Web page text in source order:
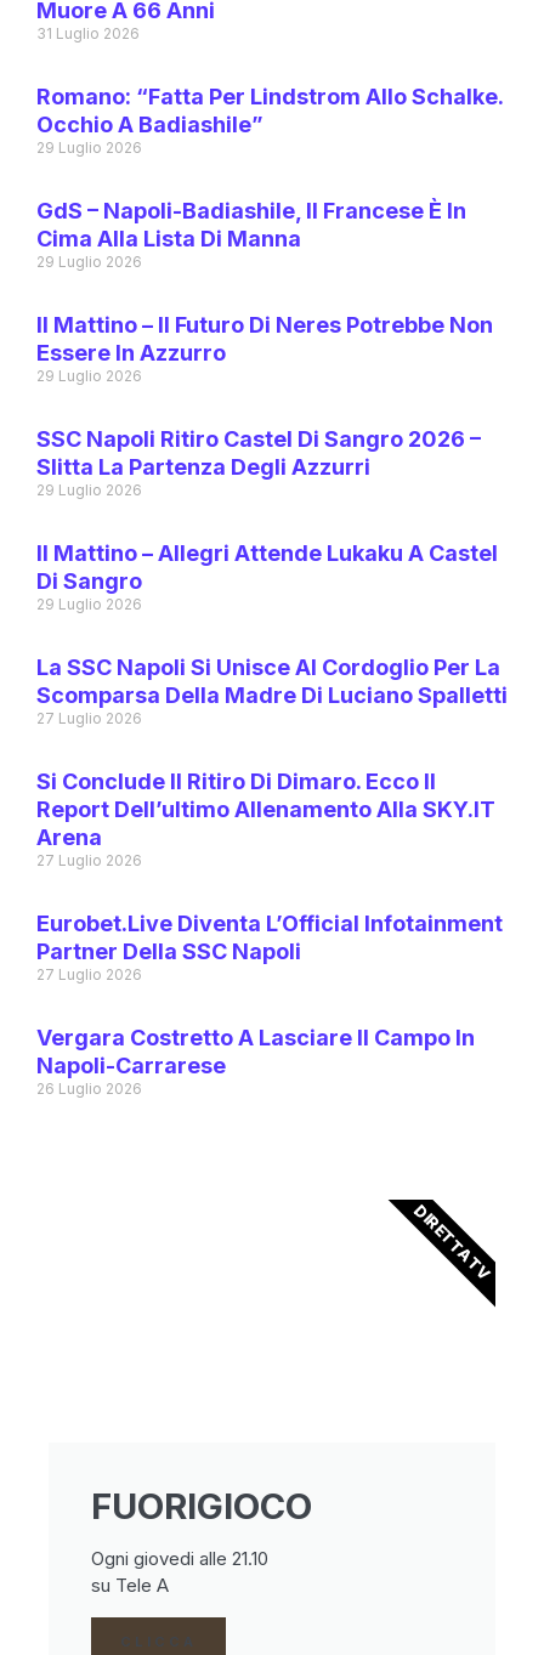
Muore A 66 Anni
31 Luglio 2026
Romano: “Fatta Per Lindstrom Allo Schalke.
Occhio A Badiashile”
29 Luglio 2026
GdS – Napoli-Badiashile, Il Francese È In
Cima Alla Lista Di Manna
29 Luglio 2026
Il Mattino – Il Futuro Di Neres Potrebbe Non
Essere In Azzurro
29 Luglio 2026
SSC Napoli Ritiro Castel Di Sangro 2026 –
Slitta La Partenza Degli Azzurri
29 Luglio 2026
Il Mattino – Allegri Attende Lukaku A Castel
Di Sangro
29 Luglio 2026
La SSC Napoli Si Unisce Al Cordoglio Per La
Scomparsa Della Madre Di Luciano Spalletti
27 Luglio 2026
Si Conclude Il Ritiro Di Dimaro. Ecco Il
Report Dell’ultimo Allenamento Alla SKY.IT
Arena
27 Luglio 2026
Eurobet.live Diventa L’Official Infotainment
Partner Della SSC Napoli
27 Luglio 2026
Vergara Costretto A Lasciare Il Campo In
Napoli-Carrarese
26 Luglio 2026
FUORIGIOCO
Ogni giovedi alle 21.10
su Tele A
CLICCA
DIRETTA TV